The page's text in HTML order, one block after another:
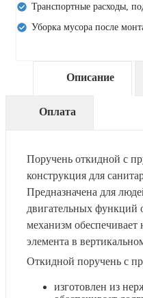
Транспортные расходы,
Уборка мусора после
Описание
Оплата
Поручень откидной с
конструкция для
Предназначена для
двигательных
механизм
элемента в
Откидной поручень с
изготовлен из